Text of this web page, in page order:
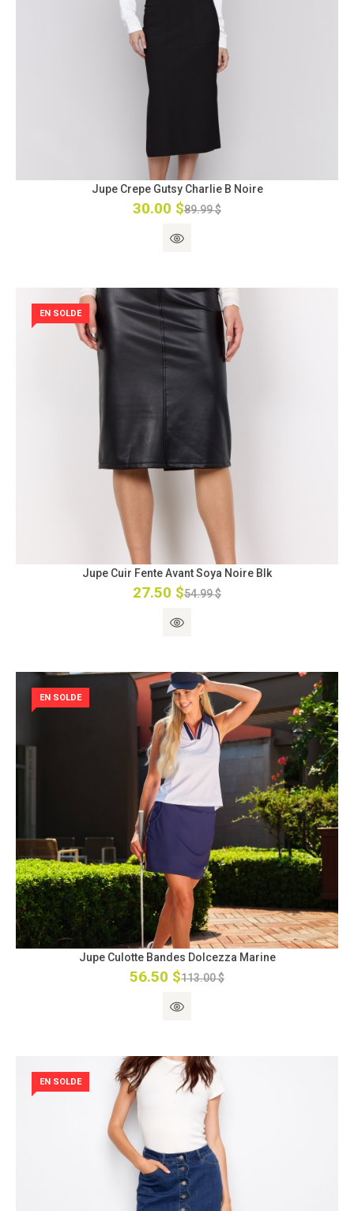
Jupe Crepe Gutsy Charlie B Noire
30.00 $89.99 $
EN SOLDE
Jupe Cuir Fente Avant Soya Noire Blk
27.50 $54.99 $
EN SOLDE
Jupe Culotte Bandes Dolcezza Marine
56.50 $113.00 $
EN SOLDE